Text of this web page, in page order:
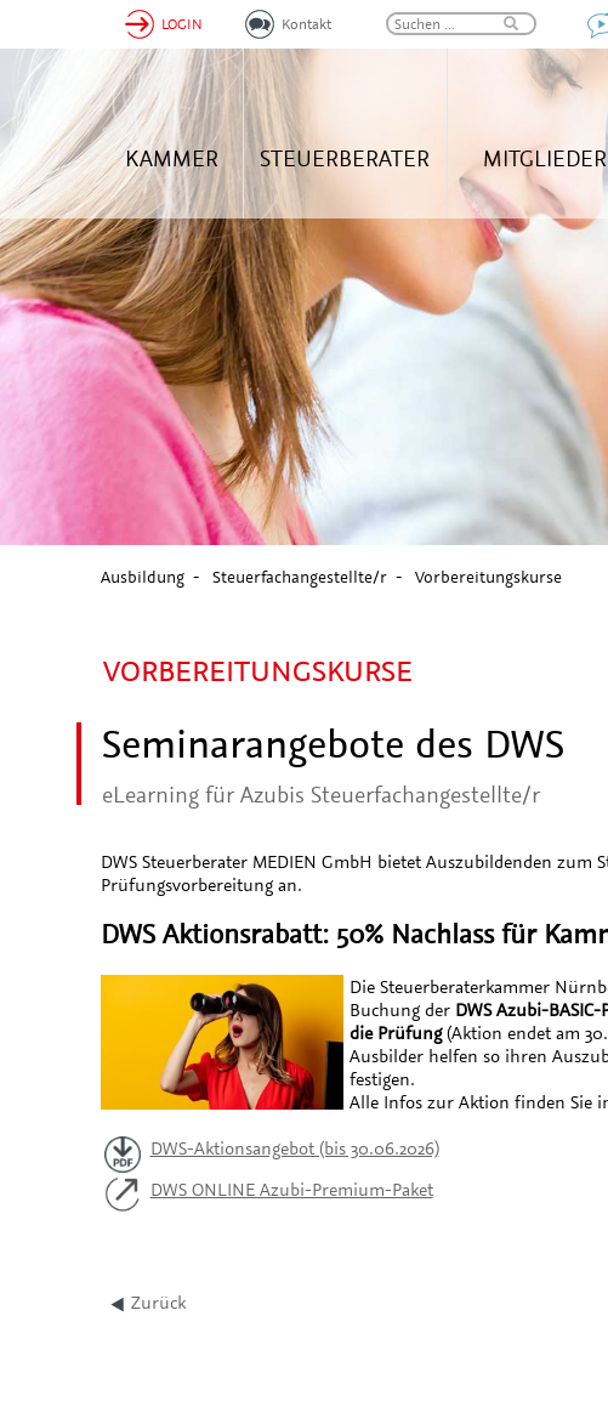
LOGIN Kontakt
KAMMER STEUERBERATER MITGLIEDER
Ausbildung Steuerfachangestellte/r Vorbereitungskurse
VORBEREITUNGSKURSE
Seminarangebote des DWS
eLearning für Azubis Steuerfachangestellte/r
DWS Steuerberater MEDIEN GmbH bietet Auszubildenden zum
Prüfungsvorbereitung an.
DWS Aktionsrabatt: 50% Nachlass für
Die Steuerberaterkammer
Buchung der DWS Azubi-
die Prüfung(Aktion endet am
Ausbilder helfen so ihren
festigen.
Alle Infos zur Aktion finden Sie
DWS-Aktionsangebot (bis 30.06.2026)
DWS ONLINE Azubi-Premium-Paket
Zurück